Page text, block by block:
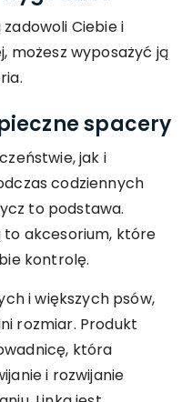
Ciebie i
możesz wyposażyć ją
spacery
jak i
codziennych
to podstawa.
akcesorium, które
kontrolę.
i większych psów,
rozmiar. Produkt
która
i rozwijanie